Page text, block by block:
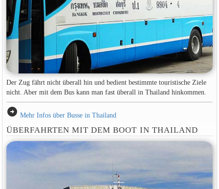
Der Zug fährt nicht überall hin und bedient bestimmte touristische Ziele
nicht. Aber mit dem Bus kann man fast überall in Thailand hinkommen.
arrow_circle_right Mehr Infos über Busse in Thailand
ÜBERFAHRTEN MIT DEM BOOT IN THAILAND